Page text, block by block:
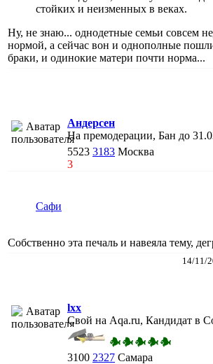
стойких и неизменных в веках.
Ну, не знаю... однодетные семьи совсем
нормой, а сейчас вон и однополные
браки, и одинокие матери почти норма...
Андерсен
На премодерации, Бан до
5523 3183 Москва
3
Сафи
Собственно эта печаль и навеяла тему,
14/11/
lxx
Свой на Aqa.ru, Кандидат в
3100 2327 Самара